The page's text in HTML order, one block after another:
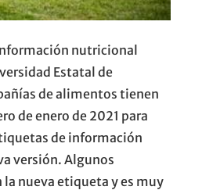
nutricional
Estatal de
de alimentos tienen
de enero de 2021 para
de información
versión. Algunos
nueva etiqueta y es muy